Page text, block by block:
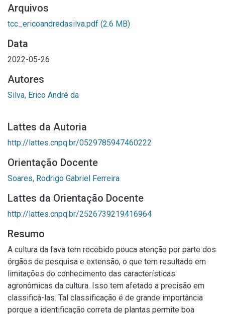
Arquivos
tcc_ericoandredasilva.pdf (2.6 MB)
Data
2022-05-26
Autores
Silva, Erico André da
Lattes da Autoria
http://lattes.cnpq.br/0529785947460222
Orientação Docente
Soares, Rodrigo Gabriel Ferreira
Lattes da Orientação Docente
http://lattes.cnpq.br/2526739219416964
Resumo
A cultura da fava tem recebido pouca atenção por parte dos
órgãos de pesquisa e extensão, o que tem resultado em
limitações do conhecimento das características
agronômicas da cultura. Isso tem afetado a precisão em
classificá-las. Tal classificação é de grande importância
porque a identificação correta de plantas permite boa